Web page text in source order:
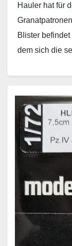
Hauler hat für
Blister
dem sich die